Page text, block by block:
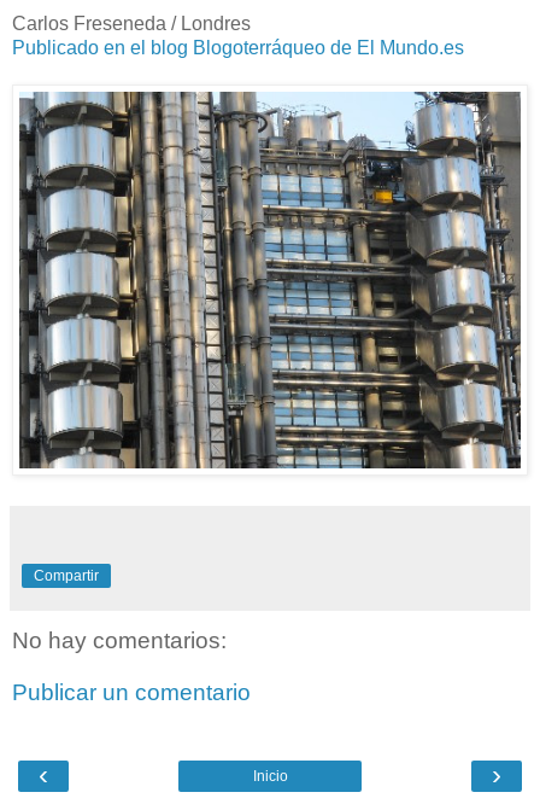
Carlos Freseneda / Londres
Publicado en el blog Blogoterráqueo de El Mundo.es
Compartir
No hay comentarios:
Publicar un comentario
‹ ›
Inicio